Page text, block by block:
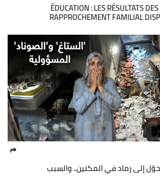
ÉDUCATION : LES RÉSULTATS
RAPPROCHEMENT FAMILIAL
إلى رماد في المكنين.. والسبب